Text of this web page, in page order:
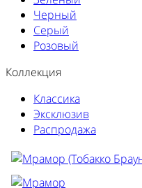
Черный
Серый
Розовый
Коллекция
Классика
Эксклюзив
Распродажа